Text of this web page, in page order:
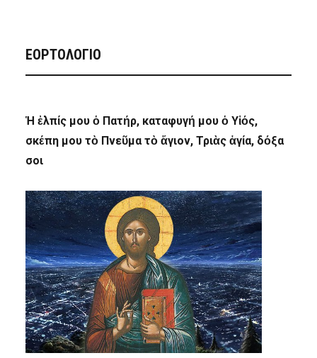
ΕΟΡΤΟΛΟΓΙΟ
Ἡ ἐλπίς μου ὁ Πατήρ, καταφυγή μου ὁ Υἱός,
σκέπη μου τὸ Πνεῦμα τὸ ἅγιον, Τριὰς ἁγία, δόξα
σοι